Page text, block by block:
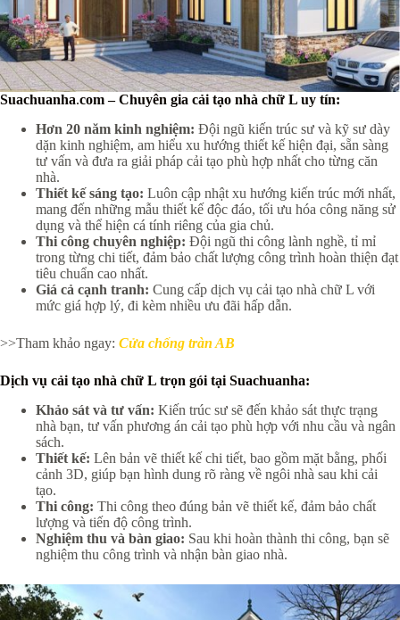
Suachuanha.com – Chuyên gia cải tạo nhà chữ L uy tín:
Hơn 20 năm kinh nghiệm: Đội ngũ kiến trúc sư và kỹ sư dày
dặn kinh nghiệm, am hiểu xu hướng thiết kế hiện đại, sẵn sàng
tư vấn và đưa ra giải pháp cải tạo phù hợp nhất cho từng căn
nhà.
Thiết kế sáng tạo: Luôn cập nhật xu hướng kiến trúc mới nhất,
mang đến những mẫu thiết kế độc đáo, tối ưu hóa công năng sử
dụng và thể hiện cá tính riêng của gia chủ.
Thi công chuyên nghiệp: Đội ngũ thi công lành nghề, tỉ mỉ
trong từng chi tiết, đảm bảo chất lượng công trình hoàn thiện đạt
tiêu chuẩn cao nhất.
Giá cả cạnh tranh: Cung cấp dịch vụ cải tạo nhà chữ L với
mức giá hợp lý, đi kèm nhiều ưu đãi hấp dẫn.
>>Tham khảo ngay: Cửa chống tràn AB
Dịch vụ cải tạo nhà chữ L trọn gói tại Suachuanha:
Khảo sát và tư vấn: Kiến trúc sư sẽ đến khảo sát thực trạng
nhà bạn, tư vấn phương án cải tạo phù hợp với nhu cầu và ngân
sách.
Thiết kế: Lên bản vẽ thiết kế chi tiết, bao gồm mặt bằng, phối
cảnh 3D, giúp bạn hình dung rõ ràng về ngôi nhà sau khi cải
tạo.
Thi công: Thi công theo đúng bản vẽ thiết kế, đảm bảo chất
lượng và tiến độ công trình.
Nghiệm thu và bàn giao: Sau khi hoàn thành thi công, bạn sẽ
nghiệm thu công trình và nhận bàn giao nhà.